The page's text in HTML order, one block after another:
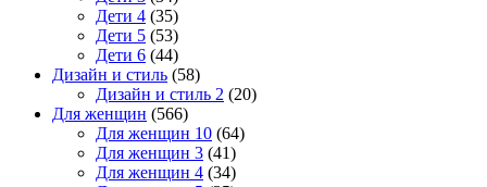
Дети 4 (35)
Дети 5 (53)
Дети 6 (44)
Дизайн и стиль (58)
Дизайн и стиль 2 (20)
Для женщин (566)
Для женщин 10 (64)
Для женщин 3 (41)
Для женщин 4 (34)